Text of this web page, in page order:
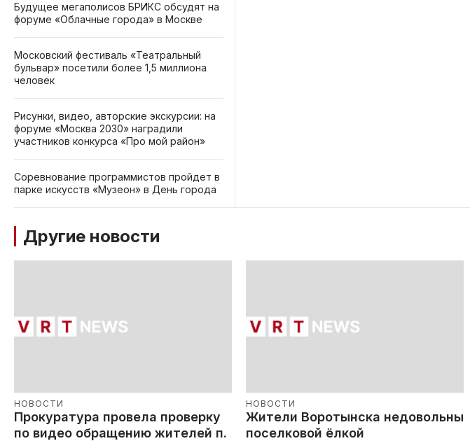
Будущее мегаполисов БРИКС обсудят на
форуме «Облачные города» в Москве
Московский фестиваль «Театральный
бульвар» посетили более 1,5 миллиона
человек
Рисунки, видео, авторские экскурсии: на
форуме «Москва 2030» наградили
участников конкурса «Про мой район»
Соревнование программистов пройдет в
парке искусств «Музеон» в День города
Другие новости
НОВОСТИ
Прокуратура провела проверку
по видео обращению жителей п.
НОВОСТИ
Жители Воротынска недовольны
поселковой ёлкой